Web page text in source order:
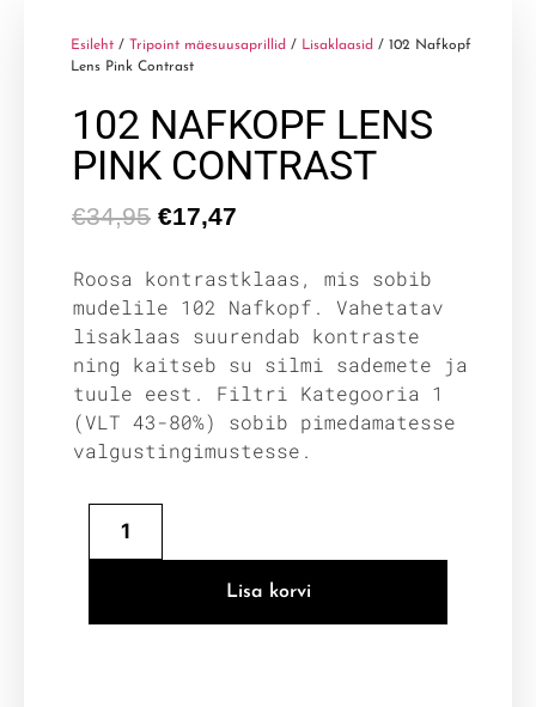
Esileht / Tripoint mäesuusaprillid / Lisaklaasid / 102 Nafkopf
Lens Pink Contrast
102 NAFKOPF LENS
PINK CONTRAST
€34,95 €17,47
Roosa kontrastklaas, mis sobib
mudelile 102 Nafkopf. Vahetatav
lisaklaas suurendab kontraste
ning kaitseb su silmi sademete ja
tuule eest. Filtri Kategooria 1
(VLT 43-80%) sobib pimedamatesse
valgustingimustesse.
Lisa korvi